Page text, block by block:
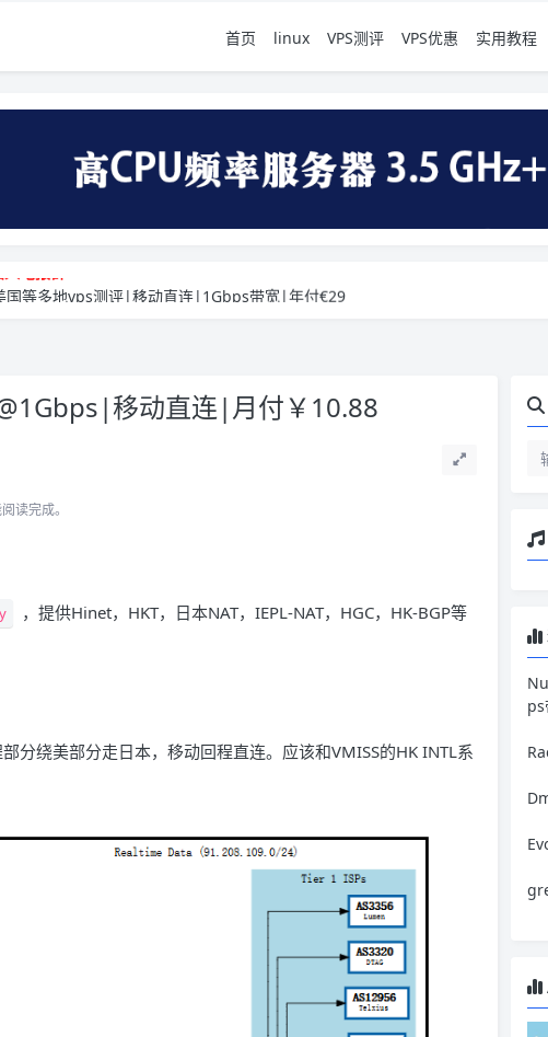
首页 linux VPS测评 VPS优惠 实用教程
等多地vps测评|移动直连|1Gbps带宽|年付€29
移动直连|月付￥10.88
读完成。
，提供Hinet，HKT，日本NAT，IEPL-NAT，HGC，HK-BGP等
分绕美部分走日本，移动回程直连。应该和VMISS的HK INTL系